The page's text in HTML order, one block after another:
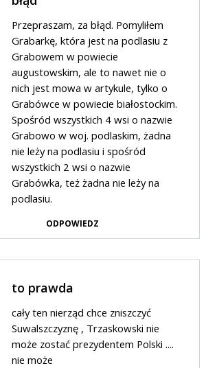
Przepraszam, za błąd. Pomyliłem
Grabarkę, która jest na podlasiu z
Grabowem w powiecie
augustowskim, ale to nawet nie o
nich jest mowa w artykule, tylko o
Grabówce w powiecie białostockim.
Spośród wszystkich 4 wsi o nazwie
Grabowo w woj. podlaskim, żadna
nie leży na podlasiu i spośród
wszystkich 2 wsi o nazwie
Grabówka, też żadna nie leży na
podlasiu.
ODPOWIEDZ
to prawda
cały ten nierząd chce zniszczyć
Suwalszczyznę , Trzaskowski nie
może zostać prezydentem Polski ....
nie może